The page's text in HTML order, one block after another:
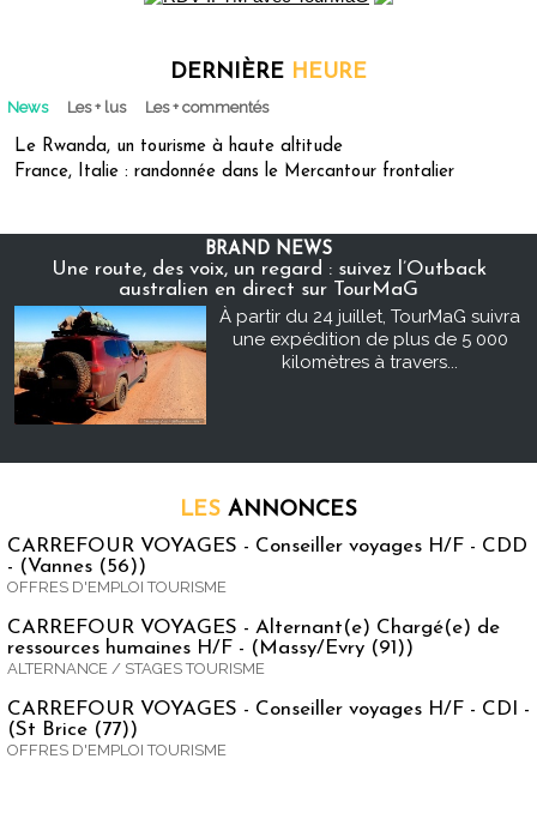
DERNIÈRE HEURE
News Les + lus Les + commentés
Le Rwanda, un tourisme à haute altitude
France, Italie : randonnée dans le Mercantour frontalier
BRAND NEWS
Une route, des voix, un regard : suivez l’Outback
australien en direct sur TourMaG
À partir du 24 juillet, TourMaG suivra
une expédition de plus de 5 000
kilomètres à travers...
LES ANNONCES
CARREFOUR VOYAGES - Conseiller voyages H/F - CDD
- (Vannes (56))
OFFRES D'EMPLOI TOURISME
CARREFOUR VOYAGES - Alternant(e) Chargé(e) de
ressources humaines H/F - (Massy/Evry (91))
ALTERNANCE / STAGES TOURISME
CARREFOUR VOYAGES - Conseiller voyages H/F - CDI -
(St Brice (77))
OFFRES D'EMPLOI TOURISME